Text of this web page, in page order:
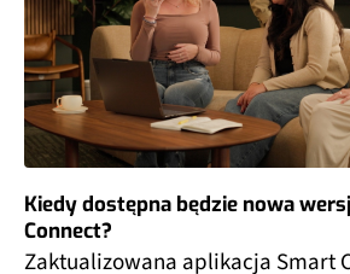
Kiedy dostępna będzie nowa
Connect?
Zaktualizowana aplikacja Smart